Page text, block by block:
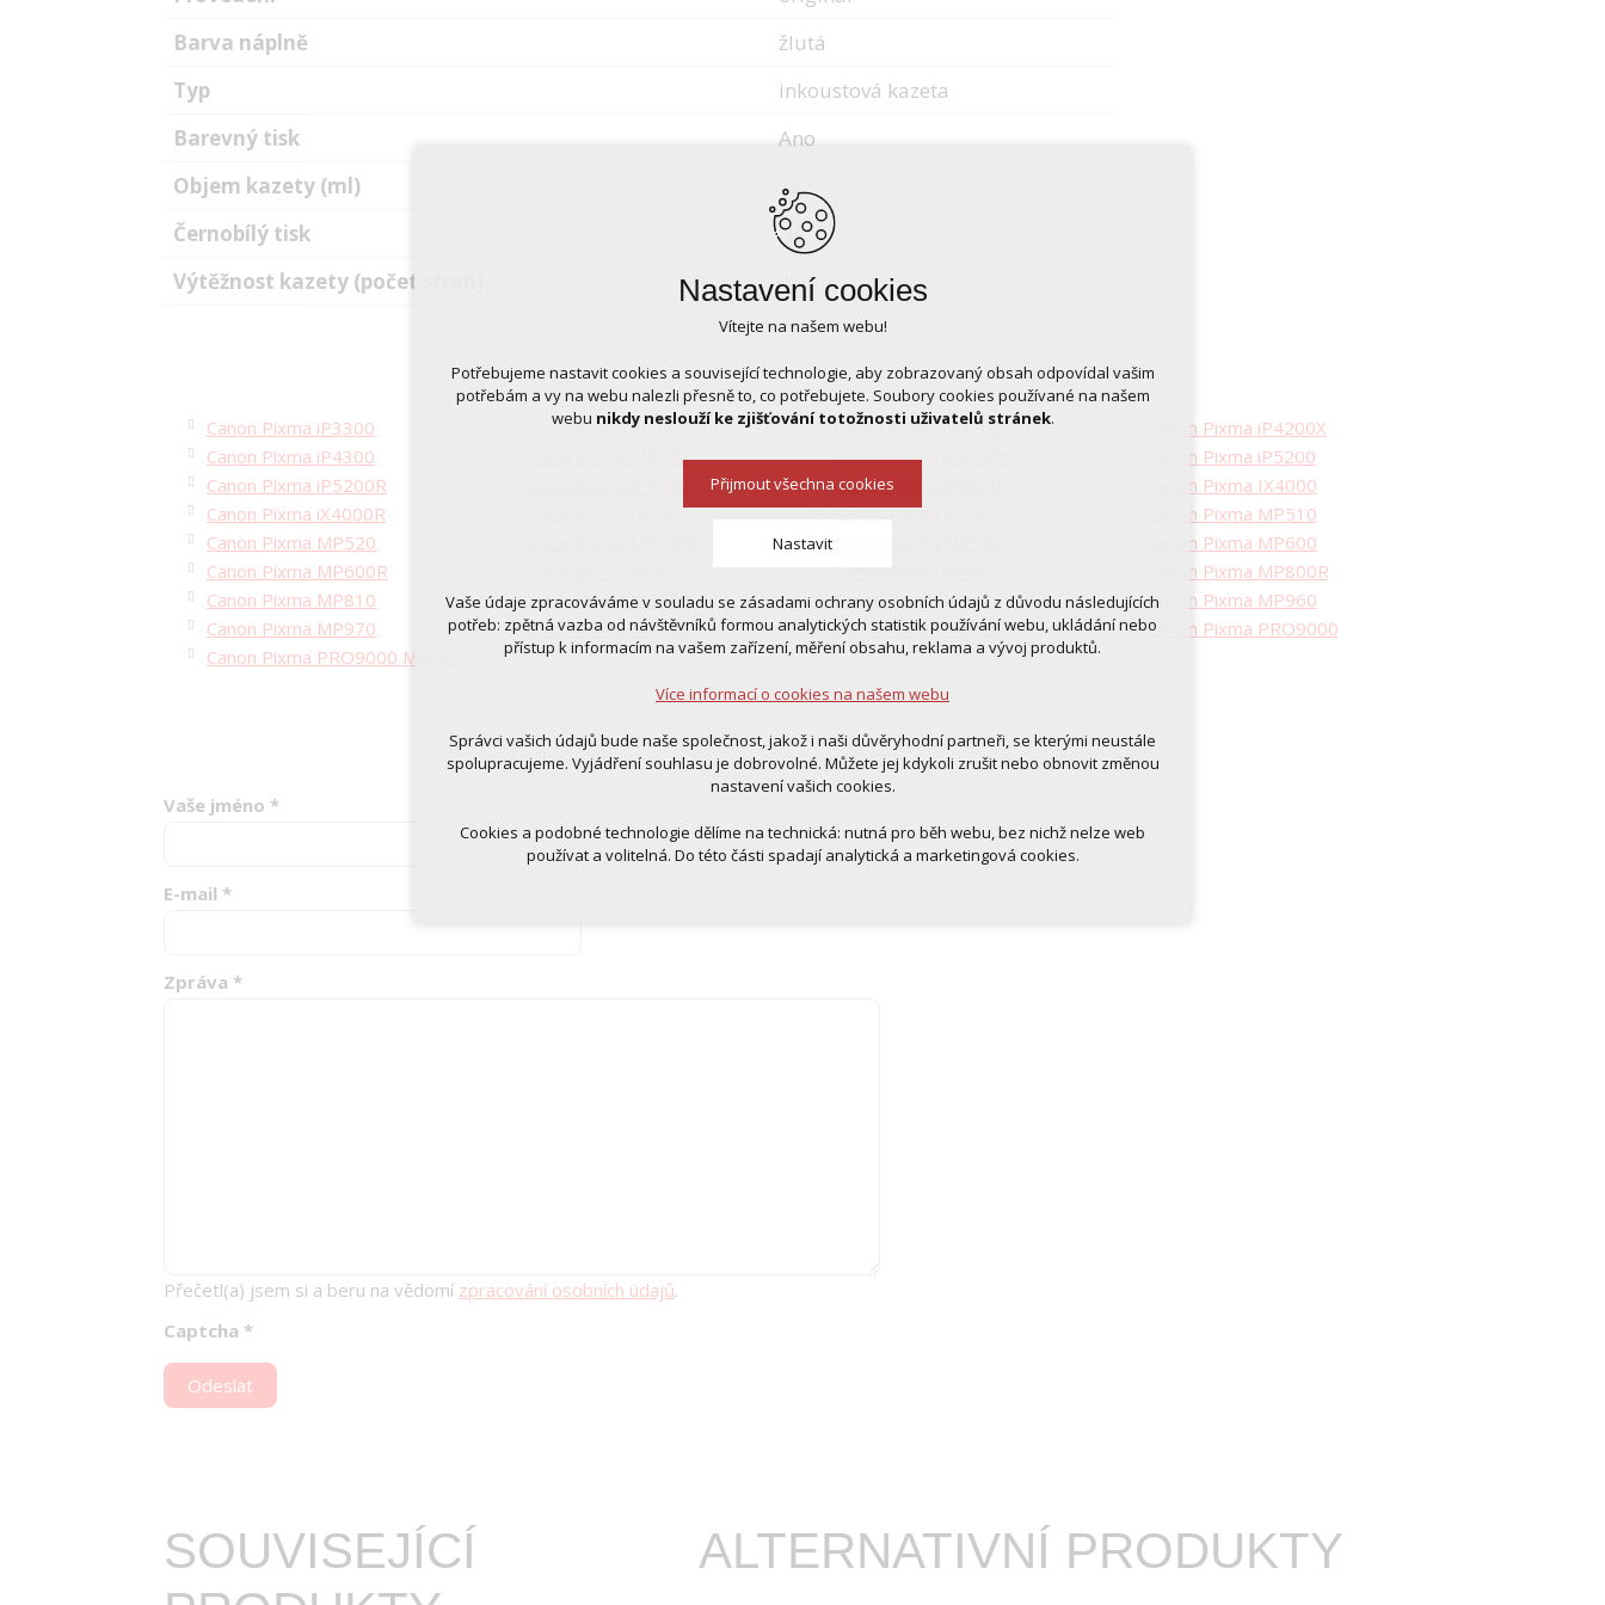
Barva náplně
žlutá
Typ
inkoustová kazeta
Barevný tisk
Ano
Objem kazety (ml)
13
Černobílý tisk
Ne
Výtěžnost kazety (počet stran)
450
Canon Pixma iP3300 Canon Pixma iP3500 Canon Pixma iP4200
Canon Pixma iP4200X
Canon Pixma iP4300
Canon Pixma iP4500 Canon Pixma iP4500X
Canon Pixma iP5200
Canon Pixma iP5200R
Canon Pixma iP6600
Canon Pixma IX4000
Canon Pixma iX4000R
Canon Pixma IX5000 Canon Pixma MP500
Canon Pixma MP510
Canon Pixma MP520
Canon Pixma MP600
Canon Pixma MP600R
Canon Pixma MP800R
Canon Pixma MP810
Canon Pixma MP830 Canon Pixma MP950
Canon Pixma MP960
Canon Pixma MP970
Canon Pixma MX700 Canon Pixma MX850
Canon Pixma PRO9000
Canon Pixma PRO9000 MARK II
Vaše jméno *
E-mail *
Zpráva *
Přečetl(a) jsem si a beru na vědomí zpracování osobních údajů.
Captcha *
Odeslat
SOUVISEJÍCÍ
ALTERNATIVNÍ PRODUKTY
Nastavení cookies
Vítejte na našem webu!
Potřebujeme nastavit cookies a související technologie, aby zobrazovaný obsah odpovídal vašim
potřebám a vy na webu nalezli přesně to, co potřebujete. Soubory cookies používané na našem
webu nikdy neslouží ke zjišťování totožnosti uživatelů stránek.
Přijmout všechna cookies
Nastavit
Technická cookies
nutná pro provozování webu
udržení kontextu stránek (session): případná přihlášení, volby jazyka, apod.
analytická pro anonymizované vyhodnocení návštěvnosti
marketingová cookies (Google, Ecomail, Sklik, Smartsupp, Heureka)
Více informací o cookies na našem webu
Vaše údaje zpracováváme v souladu se zásadami ochrany osobních údajů z důvodu následujících
potřeb: zpětná vazba od návštěvníků formou analytických statistik používání webu, ukládání nebo
přístup k informacím na vašem zařízení, měření obsahu, reklama a vývoj produktů.
Více informací o cookies na našem webu
Správci vašich údajů bude naše společnost, jakož i naši důvěryhodní partneři, se kterými neustále
spolupracujeme. Vyjádření souhlasu je dobrovolné. Můžete jej kdykoli zrušit nebo obnovit změnou
nastavení vašich cookies.
Cookies a podobné technologie dělíme na technická: nutná pro běh webu, bez nichž nelze web
používat a volitelná. Do této části spadají analytická a marketingová cookies.